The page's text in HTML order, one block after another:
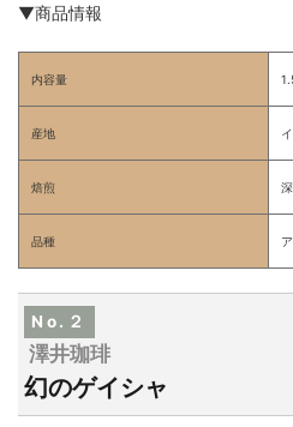
▼商品情報
内容量
産地
焙煎
品種
No.２
澤井珈琲
幻のゲイシャ